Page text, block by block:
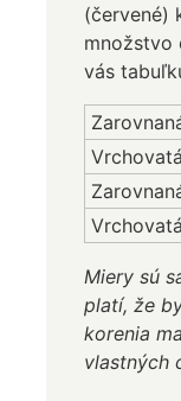
(červené)
množstvo
vás
Miery sú
platí, že
korenia
vlastných